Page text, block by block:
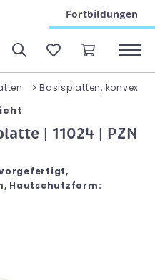
Fortbildungen
Basisplatten, konvex
| 11024 | PZN
vorgefertigt,
Hautschutzform: